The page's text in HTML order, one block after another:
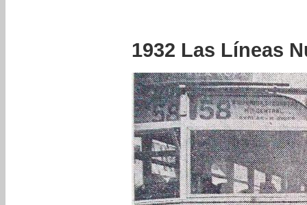
1932 Las Líneas